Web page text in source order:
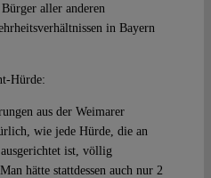
aller anderen
in Bayern
Hürde:
aus der Weimarer
wie jede Hürde, die an
ist, völlig
hätte stattdessen auch nur 2